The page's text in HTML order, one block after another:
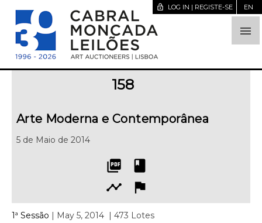

lock_open LOG IN | REGISTE-SE EN
158
Arte Moderna e Contemporânea
5 de Maio de 2014
picture_as_pdf
book
timeline
flag
1ª Sessão | May 5, 2014 | 473 Lotes